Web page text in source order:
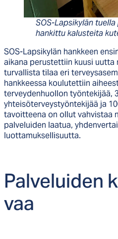
SOS-Lapsikylän
hankittu kalusteita
SOS-Lapsikylän hankkeen
aikana perustettiin kuusi uutta
turvallista tilaa eri
hankkeessa koulutettiin
terveydenhuollon työntekijää,
yhteisöterveystyöntekijää ja
tavoitteena on ollut vahvistaa
palveluiden laatua,
luottamuksellisuutta.
vaa